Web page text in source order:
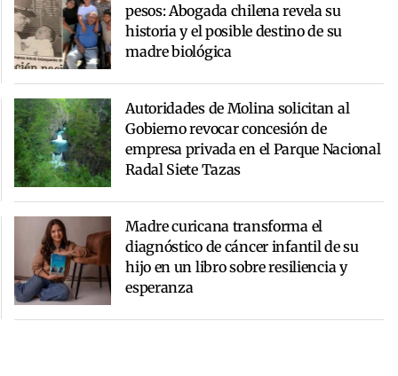
pesos: Abogada chilena revela su
historia y el posible destino de su
madre biológica
Autoridades de Molina solicitan al
Gobierno revocar concesión de
empresa privada en el Parque Nacional
Radal Siete Tazas
Madre curicana transforma el
diagnóstico de cáncer infantil de su
hijo en un libro sobre resiliencia y
esperanza